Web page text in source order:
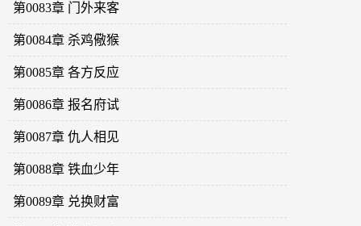
第0083章 门外来客
第0084章 杀鸡儆猴
第0085章 各方反应
第0086章 报名府试
第0087章 仇人相见
第0088章 铁血少年
第0089章 兑换财富